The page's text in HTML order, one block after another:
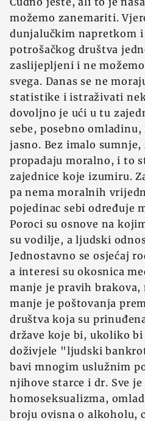
možemo zanemariti.
dunjalučkim napretkom
potrošačkog društva
zaslijepljeni i ne
svega. Danas se ne
statistike i istraživati
dovoljno je ući u tu
sebe, posebno omladinu,
jasno. Bez imalo sumnje,
propadaju moralno, i to
zajednice koje izumiru.
pa nema moralnih
pojedinac sebi određuje
Poroci su osnove na
su vodilje, a ljudski
Jednostavno se osjećaj
a interesi su okosnica
manje je pravih brakova,
manje je poštovanja
društva koja su
države koje bi, ukoliko
doživjele "ljudski
bavi mnogim uslužnim
njihove starce i dr. Sve
homoseksualizma,
broju ovisna o alkoholu,